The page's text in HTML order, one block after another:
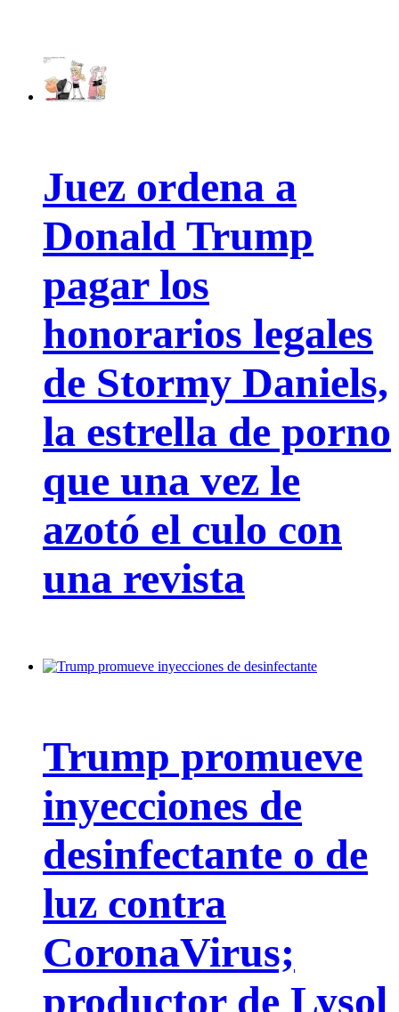
Juez ordena a
Donald Trump
pagar los
honorarios legales
de Stormy Daniels,
la estrella de porno
que una vez le
azotó el culo con
una revista
Trump promueve
inyecciones de
desinfectante o de
luz contra
CoronaVirus;
productor de Lysol